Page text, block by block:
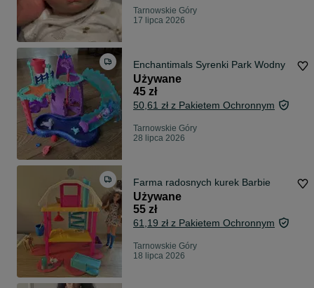
Tarnowskie Góry
17 lipca 2026
Enchantimals Syrenki Park Wodny
Używane
45 zł
50,61 zł z Pakietem Ochronnym
Tarnowskie Góry
28 lipca 2026
Farma radosnych kurek Barbie
Używane
55 zł
61,19 zł z Pakietem Ochronnym
Tarnowskie Góry
18 lipca 2026